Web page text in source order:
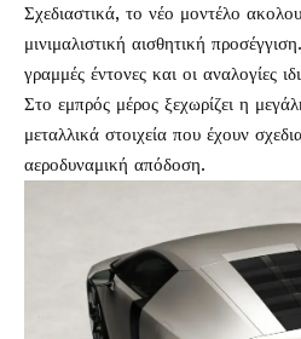
Σχεδιαστικά, το νέο μοντέλο
μινιμαλιστική αισθητική
γραμμές έντονες και οι αναλογίες
Στο εμπρός μέρος ξεχωρίζει η
μεταλλικά στοιχεία που έχουν
αεροδυναμική απόδοση.